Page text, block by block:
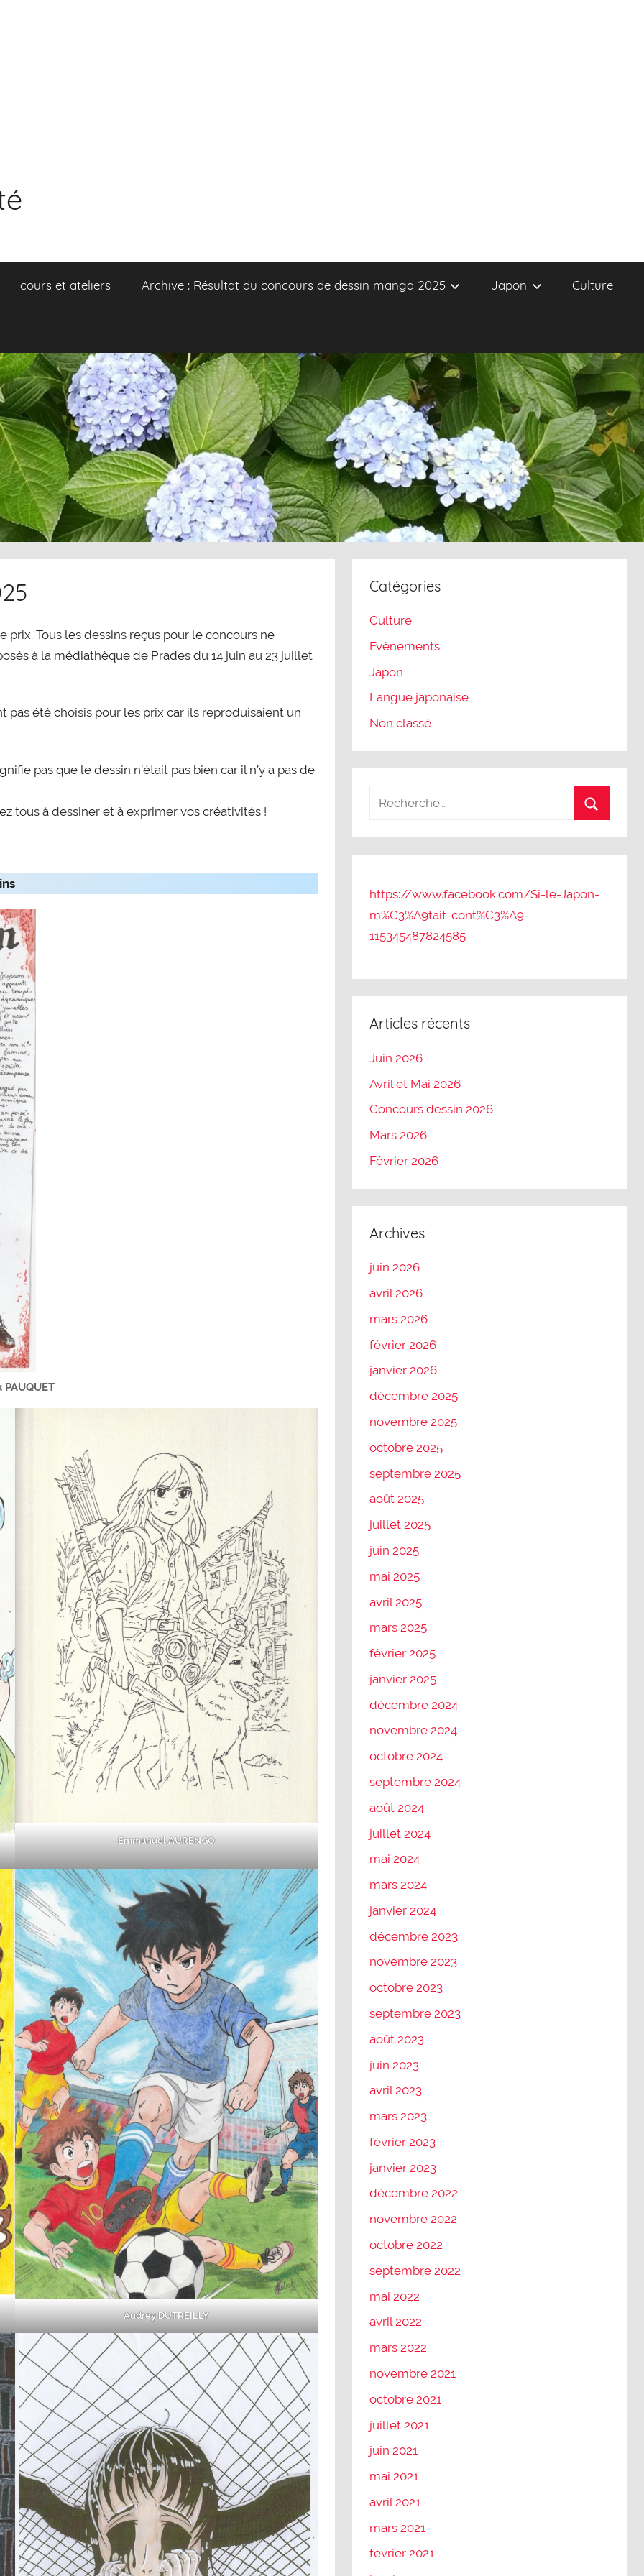
cours et ateliers Archive : Résultat du concours de dessin manga 2025 Japon Culture
prix. Tous les dessins reçus pour le concours ne
à la médiathèque de Prades du 14 juin au 23 juillet
pas été choisis pour les prix car ils reproduisaient un
pas que le dessin n’était pas bien car il n’y a pas de
tous à dessiner et à exprimer vos créativités !
Emmanuel AURENGO
Audrey DUTREILLY
Catégories
Culture
Evènements
Japon
Langue japonaise
Non classé
https://www.facebook.com/Si-le-Japon-
m%C3%A9tait-cont%C3%A9-
115345487824585
Articles récents
Juin 2026
Avril et Mai 2026
Concours dessin 2026
Mars 2026
Février 2026
Archives
juin 2026
avril 2026
mars 2026
février 2026
janvier 2026
décembre 2025
novembre 2025
octobre 2025
septembre 2025
août 2025
juillet 2025
juin 2025
mai 2025
avril 2025
mars 2025
février 2025
janvier 2025
décembre 2024
novembre 2024
octobre 2024
septembre 2024
août 2024
juillet 2024
mai 2024
mars 2024
janvier 2024
décembre 2023
novembre 2023
octobre 2023
septembre 2023
août 2023
juin 2023
avril 2023
mars 2023
février 2023
janvier 2023
décembre 2022
novembre 2022
octobre 2022
septembre 2022
mai 2022
avril 2022
mars 2022
novembre 2021
octobre 2021
juillet 2021
juin 2021
mai 2021
avril 2021
mars 2021
février 2021